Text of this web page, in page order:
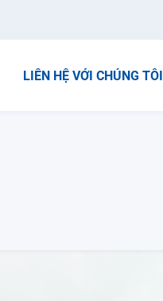
LIÊN HỆ VỚI CHÚNG TÔI